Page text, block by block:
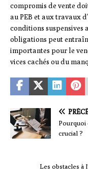
compromis de vente
au PEB et aux travaux
conditions suspensives
obligations peut
importantes pour le
vices cachés ou du
Pourquoi
crucial ?
Les obstacles à